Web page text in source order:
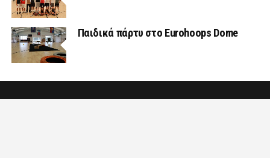
Παιδικά πάρτυ στο Eurohoops Dome